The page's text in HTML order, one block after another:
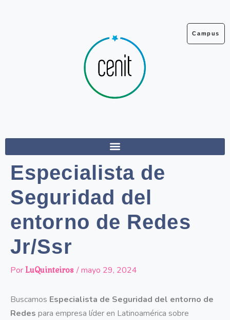
Campus
Especialista de
Seguridad del
entorno de Redes
Jr/Ssr
PorLuQuinteiros /mayo 29, 2024
Buscamos Especialista de Seguridad del entorno de
Redes para empresa líder en Latinoamérica sobre